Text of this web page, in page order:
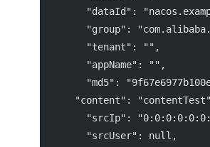
"dataId" :
"group" :
"tenant" : "" ,
"appName" : "" ,
"md5" :
"content" : "contentTest"
"srcIp" :
"srcUser" : null ,